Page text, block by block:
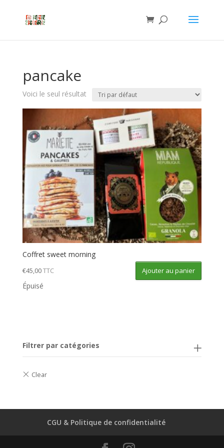
pancake
Voici le seul résultat
Coffret sweet morning
€45,00TTC Ajouter au panier
Épuisé
Filtrer par catégories
CGU & Politique de confidentialité